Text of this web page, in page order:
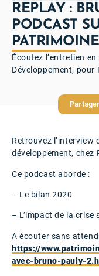
REPLAY :
PODCAST
Écoutez l’entretien
Développement, pour
Retrouvez l’interview
développement, chez
Ce podcast aborde :
– Le bilan 2020
– L’impact de la crise
A écouter sans
https://
avec-bruno-pauly-